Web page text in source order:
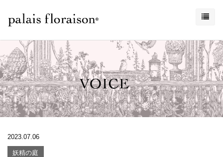
2023.07.06
妖精の庭